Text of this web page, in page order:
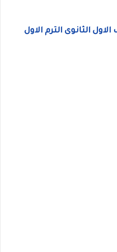
الثانوى الترم الاول